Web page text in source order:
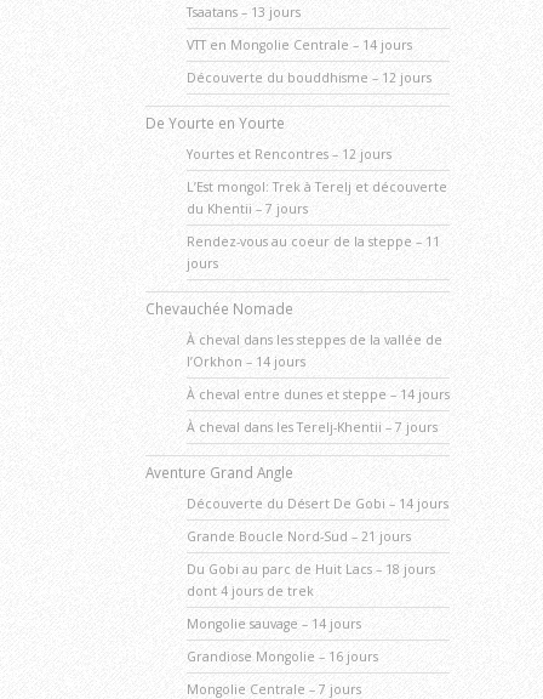
Tsaatans – 13 jours
VTT en Mongolie Centrale – 14 jours
Découverte du bouddhisme – 12 jours
De Yourte en Yourte
Yourtes et Rencontres – 12 jours
L’Est mongol: Trek à Terelj et découverte
du Khentii – 7 jours
Rendez-vous au coeur de la steppe – 11
jours
Chevauchée Nomade
À cheval dans les steppes de la vallée de
l’Orkhon – 14 jours
À cheval entre dunes et steppe – 14 jours
À cheval dans les Terelj-Khentii – 7 jours
Aventure Grand Angle
Découverte du Désert De Gobi – 14 jours
Grande Boucle Nord-Sud – 21 jours
Du Gobi au parc de Huit Lacs – 18 jours
dont 4 jours de trek
Mongolie sauvage – 14 jours
Grandiose Mongolie – 16 jours
Mongolie Centrale – 7 jours